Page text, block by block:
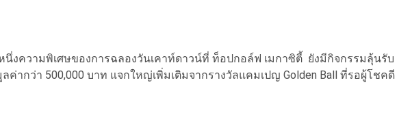
ความพิเศษของการฉลองวันเคาท์ดาวน์ที่ ท็อปกอล์ฟ เมกาซิตี้ ยังมีกิจกรรมลุ้นรับ
ค่ากว่า 500,000 บาท แจกใหญ่เพิ่มเติมจากรางวัลแคมเปญ Golden Ball ที่รอผู้โชคดี